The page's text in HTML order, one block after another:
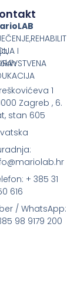
I
1
Zagreb , 6.
stan 605
+ 385 31
616
/ WhatsApp:
98 9179 200